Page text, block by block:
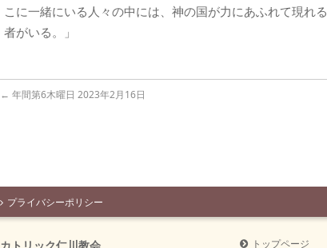
こに一緒にいる人々の中には、神の国が力にあふれて現れ
者がいる。」
← 年間第6木曜日 2023年2月16日
プライバシーポリシー
トップページ